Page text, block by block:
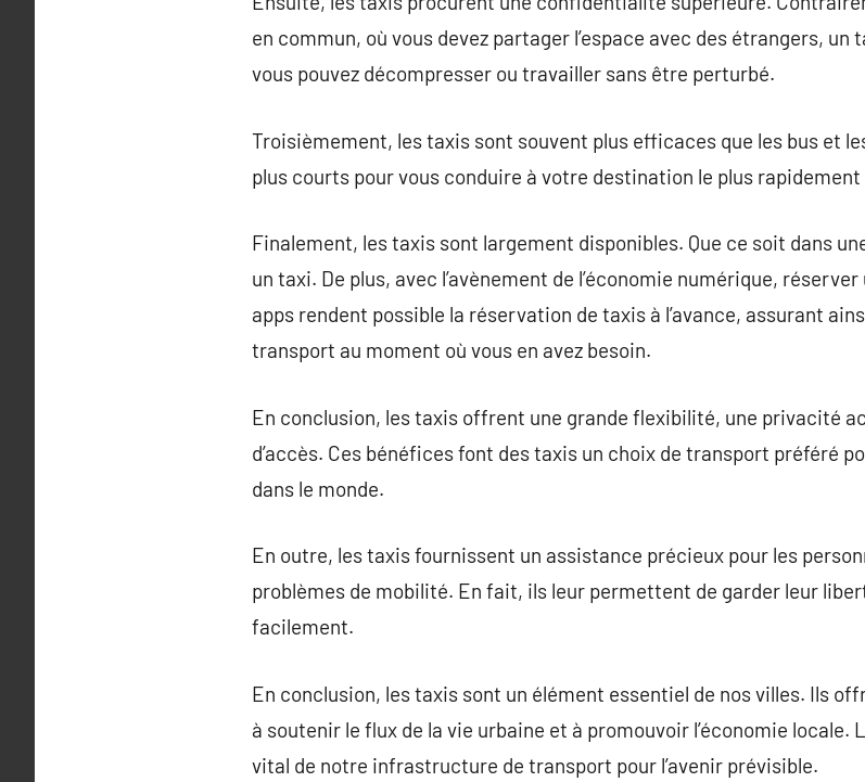
en commun, où vous devez partager l’espace avec des étrangers, un
vous pouvez décompresser ou travailler sans être perturbé.
Troisièmement, les taxis sont souvent plus efficaces que les bus et
plus courts pour vous conduire à votre destination le plus rapidement
Finalement, les taxis sont largement disponibles. Que ce soit dans
un taxi. De plus, avec l’avènement de l’économie numérique,
apps rendent possible la réservation de taxis à l’avance, assurant
transport au moment où vous en avez besoin.
En conclusion, les taxis offrent une grande flexibilité, une privacité
d’accès. Ces bénéfices font des taxis un choix de transport préféré
dans le monde.
En outre, les taxis fournissent un assistance précieux pour les
problèmes de mobilité. En fait, ils leur permettent de garder leur
facilement.
En conclusion, les taxis sont un élément essentiel de nos villes. Ils
à soutenir le flux de la vie urbaine et à promouvoir l’économie
vital de notre infrastructure de transport pour l’avenir prévisible.